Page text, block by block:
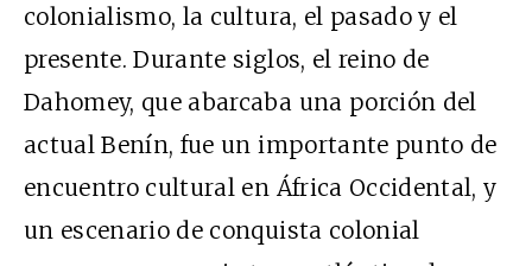
colonialismo, la cultura, el pasado y el
presente. Durante siglos, el reino de
Dahomey, que abarcaba una porción del
actual Benín, fue un importante punto de
encuentro cultural en África Occidental, y
un escenario de conquista colonial